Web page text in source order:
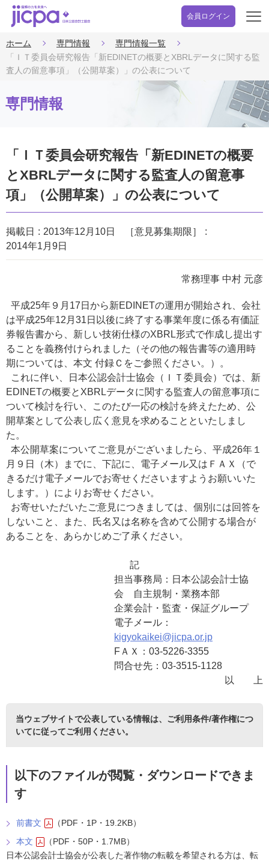
会員ログイン
開
ホーム 専門情報
専門情報一覧
「ＩＴ委員会研究報告「新EDINETの概要とXBRLデータに関する監
査人の留意事項」（公開草案）」の公表について
専門情報
「ＩＴ委員会研究報告「新EDINETの概要
とXBRLデータに関する監査人の留意事
項」（公開草案）」の公表について
掲載日 2013年12月10日
［意見募集期限］
2014年1月9日
常務理事 中村 元彦
平成25年９月17日から新EDINETの運用が開始され、会社
は平成25年12月31日以後に終了する事業年度に係る有価証
券報告書から、新しい技術仕様のXBRL形式で作成し提出す
ることを義務付けられました（その他の報告書等の適用時
期については、本文 付録Ｃをご参照ください。）。
これに伴い、日本公認会計士協会（ＩＴ委員会）では、新
EDINETの概要とXBRLデータに関する監査人の留意事項に
ついて検討を行い、このたび一応の検討を終えたため、公
開草案として公表し広く意見を求めることといたしまし
た。
本公開草案についてご意見がございましたら、平成26年１
月９日（木）までに、下記に、電子メール又はＦＡＸ（で
きるだけ電子メールでお寄せくださいますようお願いいた
します。）によりお寄せください。
お寄せいただいたご意見につきましては、個別には回答を
しないこと、また、氏名又は名称を含めて公開する場合が
あることを、あらかじめご了承ください。
記
担当事務局：日本公認会計士協
会 自主規制・業務本部
企業会計・監査・保証グループ
電子メール：
kigyokaikei@jicpa.or.jp
FＡＸ：03-5226-3355
問合せ先：03-3515-1128
以 上
当ウェブサイトで公表している情報は、 ご利用条件/著作権につ
いてに従ってご利用ください。
以下のファイルが閲覧・ダウンロードできま
す
前書文
（PDF・1P・19.2KB）
本文
（PDF・50P・1.7MB）
日本公認会計士協会が公表した著作物の転載を希望される方は、転